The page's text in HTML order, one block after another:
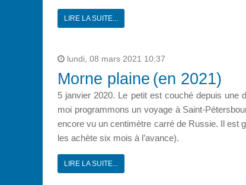
LIRE LA SUITE...
lundi, 08 mars 2021 10:37
Morne plaine (en 2021)
5 janvier 2020. Le petit est couché depuis une
moi programmons un voyage à Saint-
encore vu un centimètre carré de Russie. Il est
les achète six mois à l’avance).
LIRE LA SUITE...